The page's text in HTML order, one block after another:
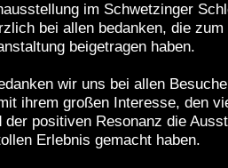
im Schwetzinger
bei allen bedanken, die
beigetragen haben.
wir uns bei allen
ihrem großen Interesse, den
der positiven Resonanz die
Erlebnis gemacht haben.